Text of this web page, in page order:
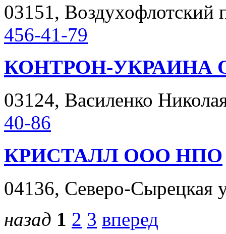
03151,
456-41-79
КОНТРОН-УКРАИНА
03124, Василенко
40-86
КРИСТАЛЛ ООО НПО
04136, Северо-Сырецкая
назад 1 2 3 вперед